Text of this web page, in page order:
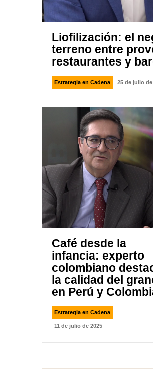
Liofilización: el
terreno entre
restaurantes y
Estrategia en Cadena 25 de julio de
Café desde la
infancia: experto
colombiano
la calidad del
en Perú y
Estrategia en Cadena
11 de julio de 2025